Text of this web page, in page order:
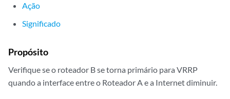
Ação
Significado
Propósito
Verifique se o roteador B se torna primário para VRRP
quando a interface entre o Roteador A e a Internet diminuir.